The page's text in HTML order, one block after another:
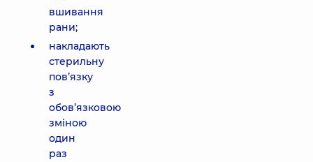
вшивання
рани;
накладають
стерильну
пов’язку
з
обов’язковою
зміною
один
раз